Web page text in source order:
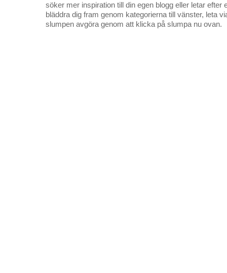
söker mer inspiration till din egen blogg eller letar efter
bläddra dig fram genom kategorierna till vänster, leta
slumpen avgöra genom att klicka på slumpa nu ovan.